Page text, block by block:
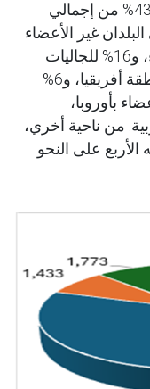
ومن حيث التوزيع الإقليمي، خصِّصت 43% من إجمالي
غير الأعضاء
في منطقة آسيا، 35% للبلدان الأعضاء، و16% للجاليات
الإسلامية في البلدان غير الأعضاء بمنطقة أفريقيا، و6%
بأوروبا،
من ناحية أخري،
على النحو